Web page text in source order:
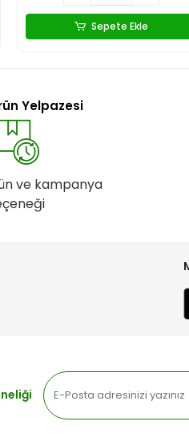
Sepete Ekle
Yelpazesi
ve kampanya